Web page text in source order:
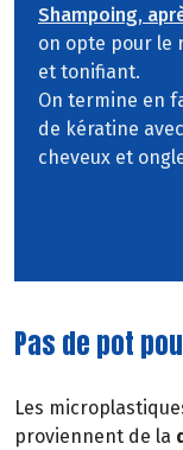
Shampoing,
on opte pour le
et tonifiant.
On termine en
de kératine
cheveux et
Pas de pot
Les
proviennent de la